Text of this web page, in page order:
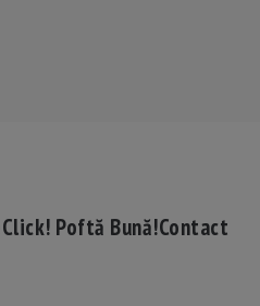
Click! Poftă Bună!Contact